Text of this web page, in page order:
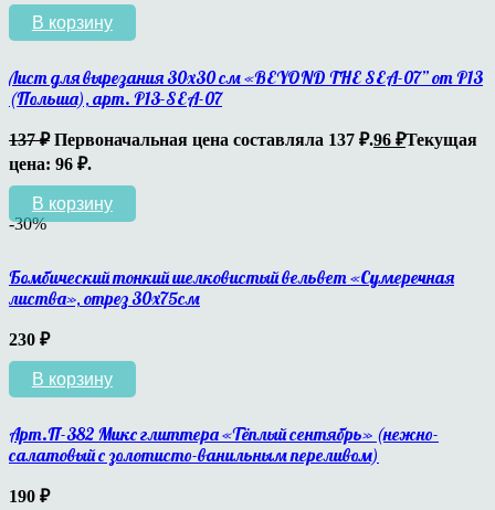
В корзину
Лист для вырезания 30х30 см «BEYOND THE SEA-07” от P13
(Польша), арт. P13-SEA-07
137₽ Первоначальная цена составляла 137 ₽.96 ₽Текущая
цена: 96 ₽.
В корзину
-30%
Бомбический тонкий шелковистый вельвет «Сумеречная
листва», отрез 30х75см
230 ₽
В корзину
Арт.П-382 Микс глиттера «Тёплый сентябрь» (нежно-
салатовый с золотисто-ванильным переливом)
190 ₽